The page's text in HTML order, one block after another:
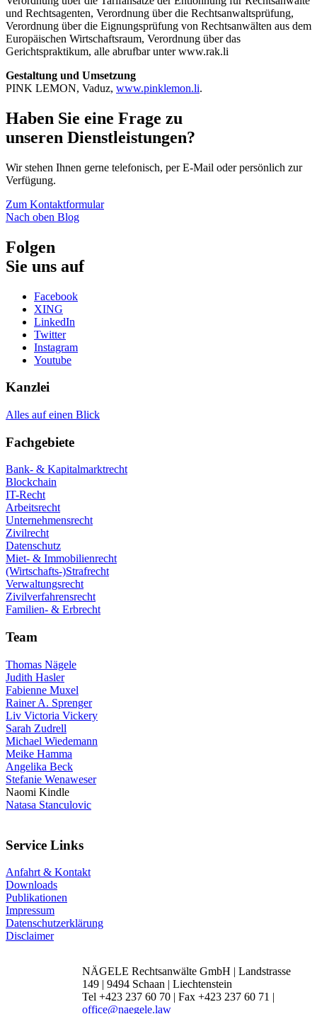
und Rechtsagenten, Verordnung über die Rechtsanwaltsprüfung,
Verordnung über die Eignungsprüfung von Rechtsanwälten aus dem
Europäischen Wirtschaftsraum, Verordnung über das
Gerichtspraktikum, alle abrufbar unter www.rak.li
Gestaltung und Umsetzung
PINK LEMON, Vaduz, www.pinklemon.li.
Haben Sie eine Frage zu
unseren Dienstleistungen?
Wir stehen Ihnen gerne telefonisch, per E-Mail oder persönlich zur
Verfügung.
Zum Kontaktformular
Nach oben Blog
Folgen
Sie uns auf
Facebook
XING
LinkedIn
Twitter
Instagram
Youtube
Kanzlei
Alles auf einen Blick
Fachgebiete
Bank- & Kapitalmarktrecht
Blockchain
IT-Recht
Arbeitsrecht
Unternehmensrecht
Zivilrecht
Datenschutz
Miet- & Immobilienrecht
(Wirtschafts-)Strafrecht
Verwaltungsrecht
Zivilverfahrensrecht
Familien- & Erbrecht
Team
Thomas Nägele
Judith Hasler
Fabienne Muxel
Rainer A. Sprenger
Liv Victoria Vickery
Sarah Zudrell
Michael Wiedemann
Meike Hamma
Angelika Beck
Stefanie Wenaweser
Naomi Kindle
Natasa Stanculovic
Service Links
Anfahrt & Kontakt
Downloads
Publikationen
Impressum
Datenschutzerklärung
Disclaimer
NÄGELE Rechtsanwälte GmbH | Landstrasse
149 | 9494 Schaan | Liechtenstein
Tel +423 237 60 70 | Fax +423 237 60 71 |
office@naegele.law